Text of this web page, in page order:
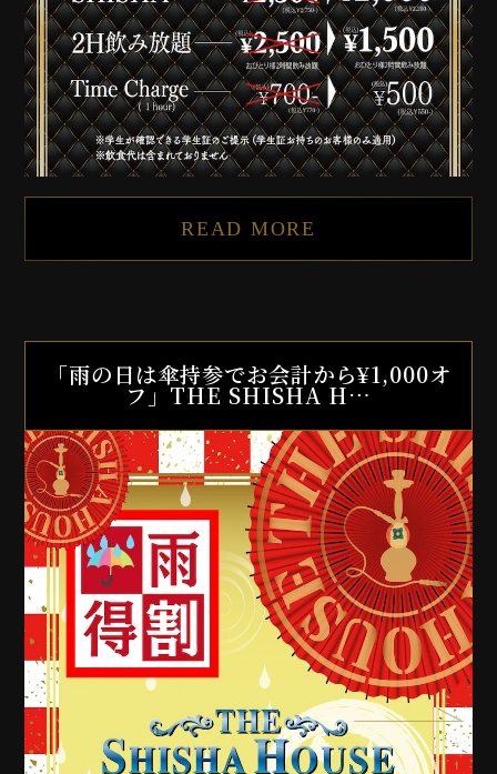
READ MORE
「雨の日は傘持参でお会計から¥1,000オ
フ」THE SHISHA H…